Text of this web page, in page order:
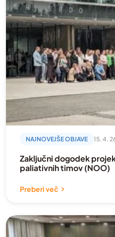
NAJNOVEJŠE OBJAVE 15. 4.
Zaključni dogodek
paliativnih timov (NOO)
Preberi več